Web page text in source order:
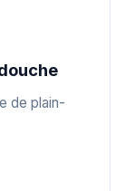
de plain-